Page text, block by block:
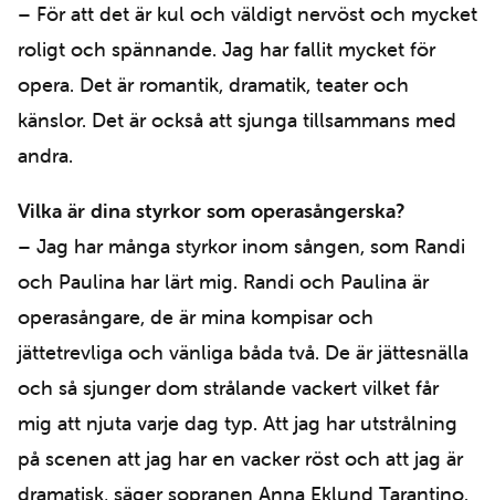
– För att det är kul och väldigt nervöst och mycket
roligt och spännande. Jag har fallit mycket för
opera. Det är romantik, dramatik, teater och
känslor. Det är också att sjunga tillsammans med
andra.
Vilka är dina styrkor som operasångerska?
– Jag har många styrkor inom sången, som Randi
och Paulina har lärt mig. Randi och Paulina är
operasångare, de är mina kompisar och
jättetrevliga och vänliga båda två. De är jättesnälla
och så sjunger dom strålande vackert vilket får
mig att njuta varje dag typ. Att jag har utstrålning
på scenen att jag har en vacker röst och att jag är
dramatisk, säger sopranen Anna Eklund Tarantino.